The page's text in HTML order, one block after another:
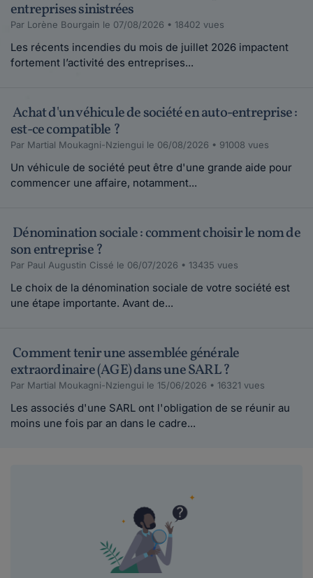
entreprises sinistrées
Par Lorène Bourgain le 07/08/2026 • 18402 vues
Les récents incendies du mois de juillet 2026 impactent
fortement l’activité des entreprises...
Achat d'un véhicule de société en auto-entreprise :
est-ce compatible ?
Par Martial Moukagni-Nziengui le 06/08/2026 • 91008 vues
Un véhicule de société peut être d'une grande aide pour
commencer une affaire, notamment...
Dénomination sociale : comment choisir le nom de
son entreprise ?
Par Paul Augustin Cissé le 06/07/2026 • 13435 vues
Le choix de la dénomination sociale de votre société est
une étape importante. Avant de...
Comment tenir une assemblée générale
extraordinaire (AGE) dans une SARL ?
Par Martial Moukagni-Nziengui le 15/06/2026 • 16321 vues
Les associés d'une SARL ont l'obligation de se réunir au
moins une fois par an dans le cadre...